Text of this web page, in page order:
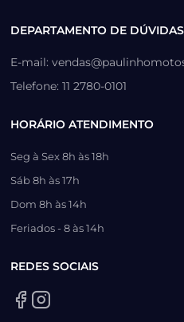
DEPARTAMENTO DE DÚVIDAS
E-mail:
Telefone: 11 2780-0101
HORÁRIO ATENDIMENTO
Seg à Sex 8h às 18h
Sáb 8h às 17h
Dom 8h às 14h
Feriados - 8 às 14h
REDES SOCIAIS